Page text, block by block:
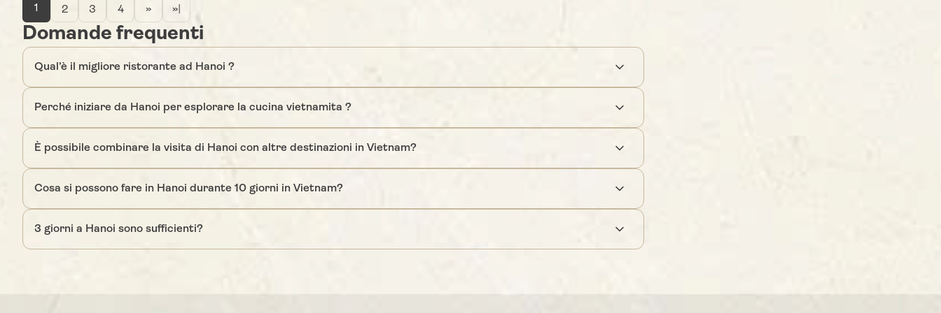
1 2 3 4 » »|
Domande frequenti
Qual’è il migliore ristorante ad Hanoi ?
Perché iniziare da Hanoi per esplorare la cucina vietnamita ?
È possibile combinare la visita di Hanoi con altre destinazioni in Vietnam?
Cosa si possono fare in Hanoi durante 10 giorni in Vietnam?
3 giorni a Hanoi sono sufficienti?